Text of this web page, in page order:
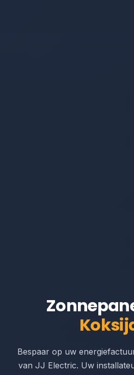
Bespaar op uw
van JJ Electric. Uw